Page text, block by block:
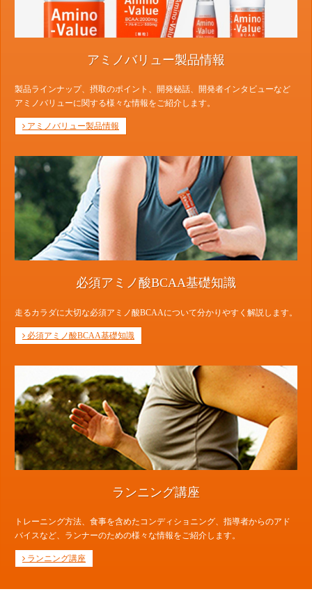
アミノバリュー製品情報
製品ラインナップ、摂取のポイント、開発秘話、開発者インタビューなど
アミノバリューに関する様々な情報をご紹介します。
アミノバリュー製品情報
必須アミノ酸BCAA基礎知識
走るカラダに大切な必須アミノ酸BCAAについて分かりやすく解説します。
必須アミノ酸BCAA基礎知識
ランニング講座
トレーニング方法、食事を含めたコンディショニング、指導者からのアド
バイスなど、ランナーのための様々な情報をご紹介します。
ランニング講座